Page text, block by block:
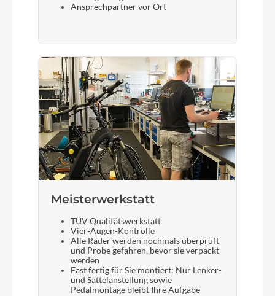
Ansprechpartner vor Ort
Meisterwerkstatt
TÜV Qualitätswerkstatt
Vier-Augen-Kontrolle
Alle Räder werden nochmals überprüft
und Probe gefahren, bevor sie verpackt
werden
Fast fertig für Sie montiert: Nur Lenker-
und Sattelanstellung sowie
Pedalmontage bleibt Ihre Aufgabe